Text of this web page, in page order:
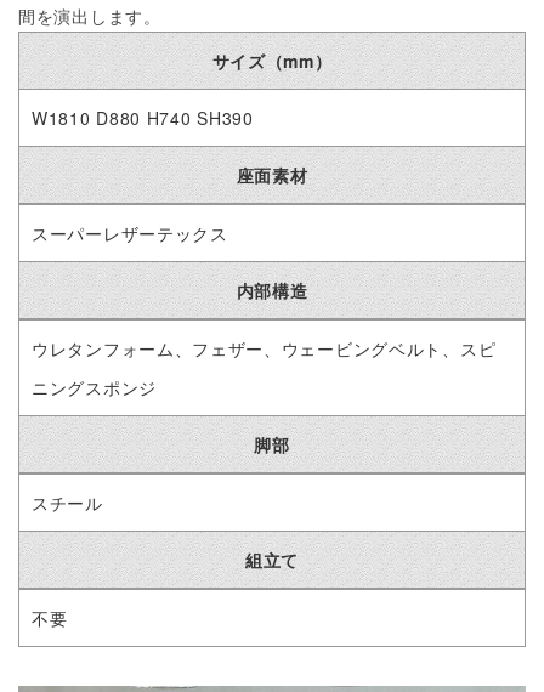
間を演出します。
サイズ（mm）
W1810 D880 H740 SH390
座面素材
スーパーレザーテックス
内部構造
ウレタンフォーム、フェザー、ウェービングベルト、スピ
ニングスポンジ
脚部
スチール
組立て
不要